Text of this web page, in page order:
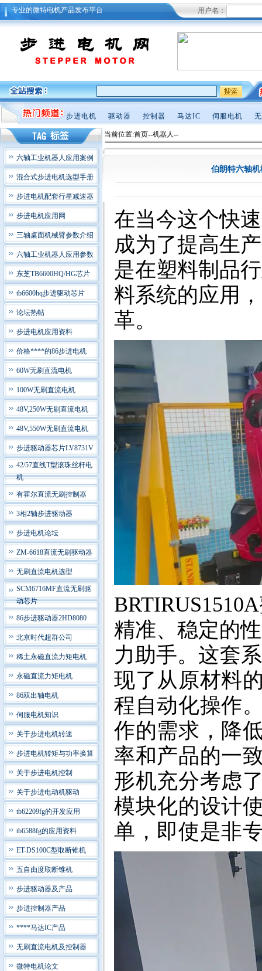
专业的微特电机产品发布平台 用户名：
步进电机 驱动器 控制器 马达IC 伺服电机
六轴工业机器人应用案例
混合式步进电机选型手册
步进电机配套行星减速器
步进电机应用网
三轴桌面机械臂参数介绍
六轴工业机器人应用参数
东芝TB6600HQ/HG芯片
tb6600hq步进驱动芯片
论坛热帖
步进电机应用资料
价格****的86步进电机
60W无刷直流电机
100W无刷直流电机
48V,250W无刷直流电机
48V,550W无刷直流电机
步进驱动器芯片LV8731V
42/57直线T型滚珠丝杆电
机
有霍尔直流无刷控制器
3相2轴步进驱动器
步进电机论坛
ZM-6618直流无刷驱动器
无刷直流电机选型
SCM6716MF直流无刷驱
动芯片
86步进驱动器2HD8080
北京时代超群公司
稀土永磁直流力矩电机
永磁直流力矩电机
86双出轴电机
伺服电机知识
关于步进电机转速
步进电机转矩与功率换算
关于步进电机控制
关于步进电动机驱动
tb62209fg的开发应用
tb6588fg的应用资料
ET-DS100C型取断锥机
五自由度取断锥机
步进驱动器及产品
步进控制器产品
****马达IC产品
无刷直流电机及控制器
微特电机论文
当前位置:首页--机器人--
伯朗特六轴
在当今这个快
成为了提高生
是在塑料制品
料系统的应用
革。
精准、稳定的
力助手。 这套
现了从原材料
程自动化操作
作的需求，降
率和产品的一
形机充分考虑
模块化的设计
单，即使是非